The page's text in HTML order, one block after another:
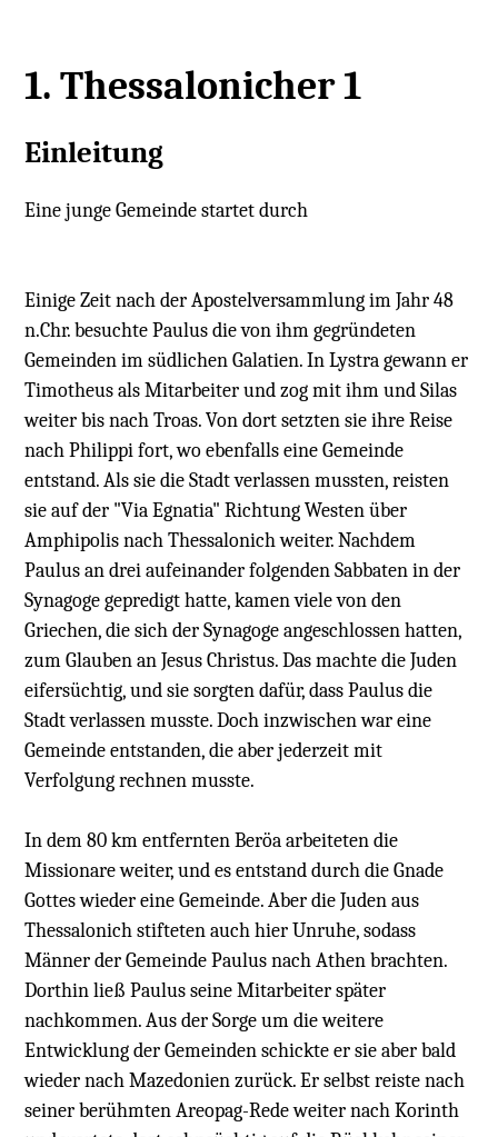
1. Thessalonicher 1
Einleitung
Eine junge Gemeinde startet durch
Einige Zeit nach der Apostelversammlung im Jahr 48
n.Chr. besuchte Paulus die von ihm gegründeten
Gemeinden im südlichen Galatien. In Lystra gewann er
Timotheus als Mitarbeiter und zog mit ihm und Silas
weiter bis nach Troas. Von dort setzten sie ihre Reise
nach Philippi fort, wo ebenfalls eine Gemeinde
entstand. Als sie die Stadt verlassen mussten, reisten
sie auf der "Via Egnatia" Richtung Westen über
Amphipolis nach Thessalonich weiter. Nachdem
Paulus an drei aufeinander folgenden Sabbaten in der
Synagoge gepredigt hatte, kamen viele von den
Griechen, die sich der Synagoge angeschlossen hatten,
zum Glauben an Jesus Christus. Das machte die Juden
eifersüchtig, und sie sorgten dafür, dass Paulus die
Stadt verlassen musste. Doch inzwischen war eine
Gemeinde entstanden, die aber jederzeit mit
Verfolgung rechnen musste.
In dem 80 km entfernten Beröa arbeiteten die
Missionare weiter, und es entstand durch die Gnade
Gottes wieder eine Gemeinde. Aber die Juden aus
Thessalonich stifteten auch hier Unruhe, sodass
Männer der Gemeinde Paulus nach Athen brachten.
Dorthin ließ Paulus seine Mitarbeiter später
nachkommen. Aus der Sorge um die weitere
Entwicklung der Gemeinden schickte er sie aber bald
wieder nach Mazedonien zurück. Er selbst reiste nach
seiner berühmten Areopag-Rede weiter nach Korinth